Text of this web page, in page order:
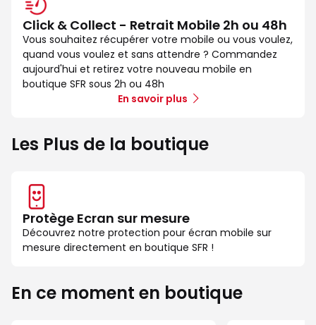
Click & Collect - Retrait Mobile 2h ou 48h
Vous souhaitez récupérer votre mobile ou vous voulez,
quand vous voulez et sans attendre ? Commandez
aujourd'hui et retirez votre nouveau mobile en
boutique SFR sous 2h ou 48h
En savoir plus
Les Plus de la boutique
Protège Ecran sur mesure
Découvrez notre protection pour écran mobile sur
mesure directement en boutique SFR !
En ce moment en boutique